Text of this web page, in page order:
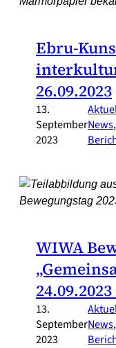
Ebru-
26.09.2023
13.
September
2023
News,
WIWA
13.
September
2023
News,